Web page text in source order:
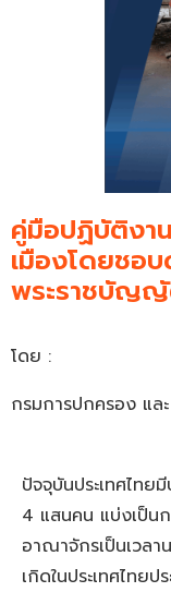
คู่มือปฏิบัติงา
เมืองโดยชอ
พระราชบัญญั
โดย :
กรมการปกครอง แล
ปัจจุบันประเทศไทย
4 แสนคน แบ่งเป็น
อาณาจักรเป็นเวล
เกิดในประเทศไทย